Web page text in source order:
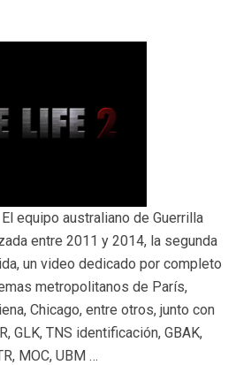
de Guerrilla
entre 2011 y 2014, la segunda
un video dedicado por completo
metropolitanos de París,
Chicago, entre otros, junto con
GLK, TNS identificación, GBAK,
MOC, UBM …